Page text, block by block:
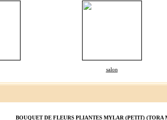
salon
BOUQUET DE FLEURS PLIANTES MYLAR (PETIT) (TORA